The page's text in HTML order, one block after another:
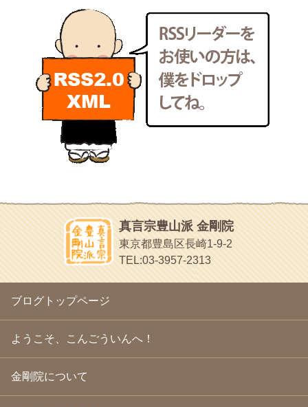
2011年6月(13)
2011年5月
2011年4月
(17)
2011年3月(15)
2011年2月(22)
2011年1月(22)
2010年12月(21)
2010年11月
(14)
2010年9月(16)
(13)
2010年5月(22)
2010年4月(25)
2010年3月(22)
2010年2月
(23)
2010年1月(23)
2009年12月(18)
2009年10月(20)
2009年9月(20)
2009年8月 (18)
2009年7月
(21)
2009年6月(22)
2009年5月(20)
新聞屋の道具箱
新聞社で使われる用語の解説など
makotoさんの御符内巡礼記
東京の巡礼記です
POLYHEDON
いろいろなことが書いてあるよ
bunchan
あちこち行って！
目白鍼灸院
日本人の繊細な体質にあわせた、やさしく気持ちよい鍼灸治療で
ほうげん日記
放言じゃなくて和尚さんの名前だよ
面白いサイトみつけたよ。
ヘェ～という感じ
chocolab.Air♪DIALY
ラブラドールのワンちゃんがかわいいよ
真言宗豊山派 金剛院
東京都豊島区長崎1-9-2
TEL:03-3957-2313
ブログトップページ
ようこそ、こんごういんへ！
金剛院について